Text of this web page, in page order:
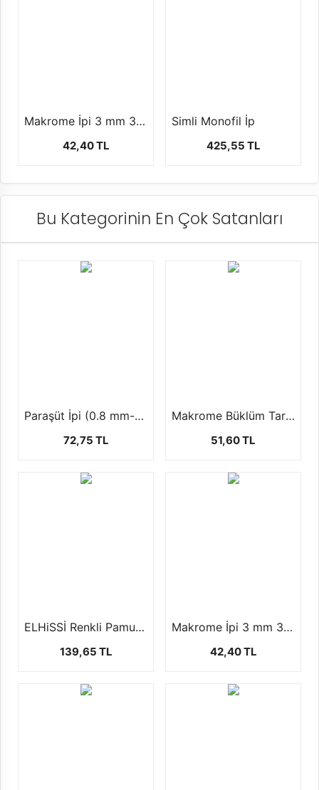
Makrome İpi 3 mm 3 Burgu +-250 gr
42,40 TL
Simli Monofil İp
425,55 TL
Bu Kategorinin En Çok Satanları
Paraşüt İpi (0.8 mm-100 mt)
72,75 TL
Makrome Büklüm Tarama İpi (3 mm-250 Gr)
51,60 TL
ELHiSSİ Renkli Pamuklu Makrome İpi (3 mm.+/- 500 gr.125 mt)
139,65 TL
Makrome İpi 3 mm 3 Burgu +-250 gr
42,40 TL